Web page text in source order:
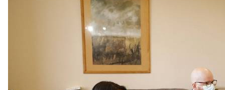
Entretención y Cultura
Contenido Patrocinado